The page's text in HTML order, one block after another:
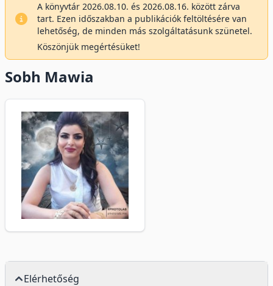
A könyvtár 2026.08.10. és 2026.08.16. között zárva
tart. Ezen időszakban a publikációk feltöltésére van
lehetőség, de minden más szolgáltatásunk szünetel.
Köszönjük megértésüket!
Sobh Mawia
Elérhetőség